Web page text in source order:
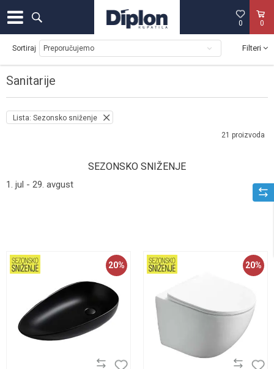
0
0
Sanitarije
Sortiraj Filteri
Lista: Sezonsko sniženje
21 proizvoda
SEZONSKO SNIŽENJE
1. jul - 29. avgust
20% 20%